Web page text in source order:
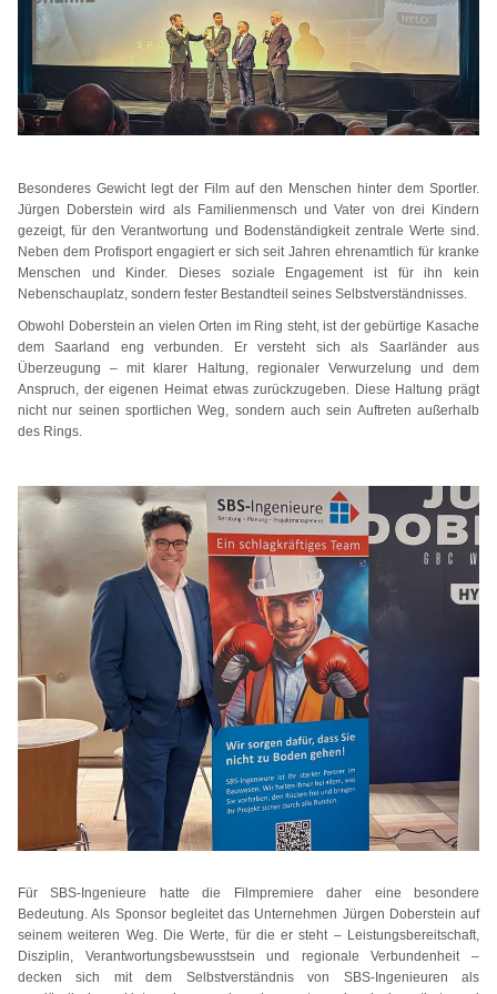
Besonderes Gewicht legt der Film auf den Menschen hinter dem Sportler.
Jürgen Doberstein wird als Familienmensch und Vater von drei Kindern
gezeigt, für den Verantwortung und Bodenständigkeit zentrale Werte sind.
Neben dem Profisport engagiert er sich seit Jahren ehrenamtlich für kranke
Menschen und Kinder. Dieses soziale Engagement ist für ihn kein
Nebenschauplatz, sondern fester Bestandteil seines Selbstverständnisses.
Obwohl Doberstein an vielen Orten im Ring steht, ist der gebürtige Kasache
dem Saarland eng verbunden. Er versteht sich als Saarländer aus
Überzeugung – mit klarer Haltung, regionaler Verwurzelung und dem
Anspruch, der eigenen Heimat etwas zurückzugeben. Diese Haltung prägt
nicht nur seinen sportlichen Weg, sondern auch sein Auftreten außerhalb
des Rings.
Für SBS-Ingenieure hatte die Filmpremiere daher eine besondere
Bedeutung. Als Sponsor begleitet das Unternehmen Jürgen Doberstein auf
seinem weiteren Weg. Die Werte, für die er steht – Leistungsbereitschaft,
Disziplin, Verantwortungsbewusstsein und regionale Verbundenheit –
decken sich mit dem Selbstverständnis von SBS-Ingenieuren als